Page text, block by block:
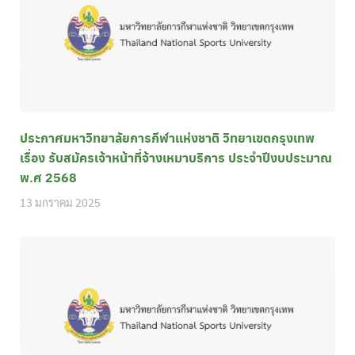
ประกาศมหาวิทยาลัยการกีฬาแห่งชาติ วิทยาเขตกรุงเทพ
เรื่อง รับสมัครเจ้าหน้าที่จ้างเหมาบริการ ประจำปีงบประมาณ
พ.ศ 2568
13 มกราคม 2025